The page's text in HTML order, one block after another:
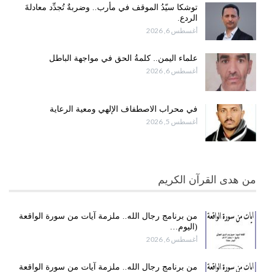
توشكا سيّدُ الموقف في مأرب.. وضربةٌ تُجدِّد معادلةَ
الردع.
أغسطس 6, 2026
علماء اليمن.. كلمةُ الحق في مواجهة الباطل
أغسطس 6, 2026
في محراب الاصطفاف الإلهي ومعية الرعاية
أغسطس 5, 2026
من هدى القرآن الكريم
من برنامج رجال الله.. ملزمة آيات من سورة الواقعة
(اليوم…
أغسطس 6, 2026
من برنامج رجال الله.. ملزمة آيات من سورة الواقعة